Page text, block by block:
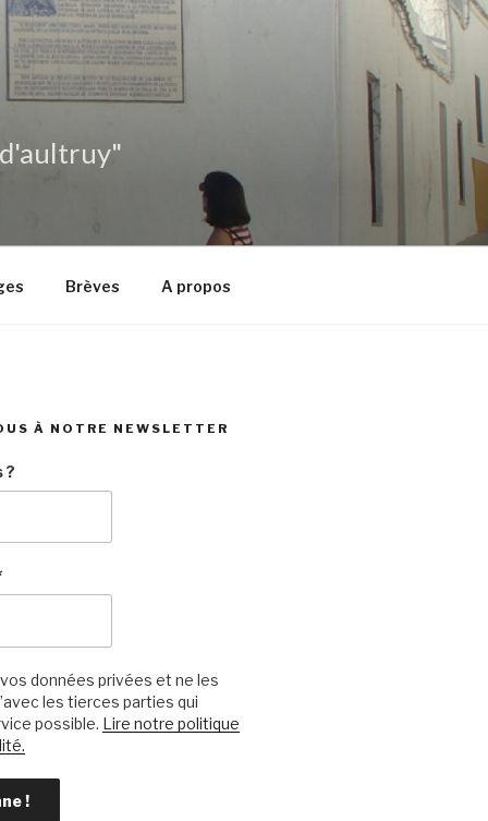
Brèves A propos
À NOTRE NEWSLETTER
?
données privées et ne les
les tierces parties qui
possible. Lire notre politique